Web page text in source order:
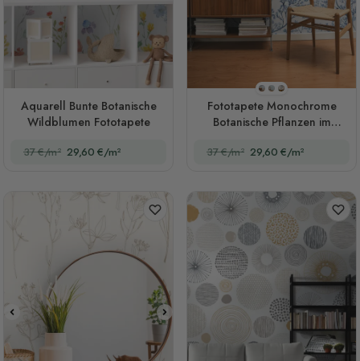
Aquarell Bunte Botanische
Wildblumen Fototapete
37 €/m² 29,60 €/m²
Stil 1
Stil 2
Stil 3
Fototapete Monochrome
Botanische Pflanzen im
37 €/m² 29,60 €/m²